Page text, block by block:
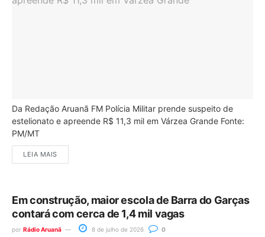
Da Redação Aruanã FM Polícia Militar prende suspeito de
estelionato e apreende R$ 11,3 mil em Várzea Grande Fonte:
PM/MT
LEIA MAIS
Em construção, maior escola de Barra do Garças
contará com cerca de 1,4 mil vagas
por Rádio Aruanã 8 de julho de 2026 0